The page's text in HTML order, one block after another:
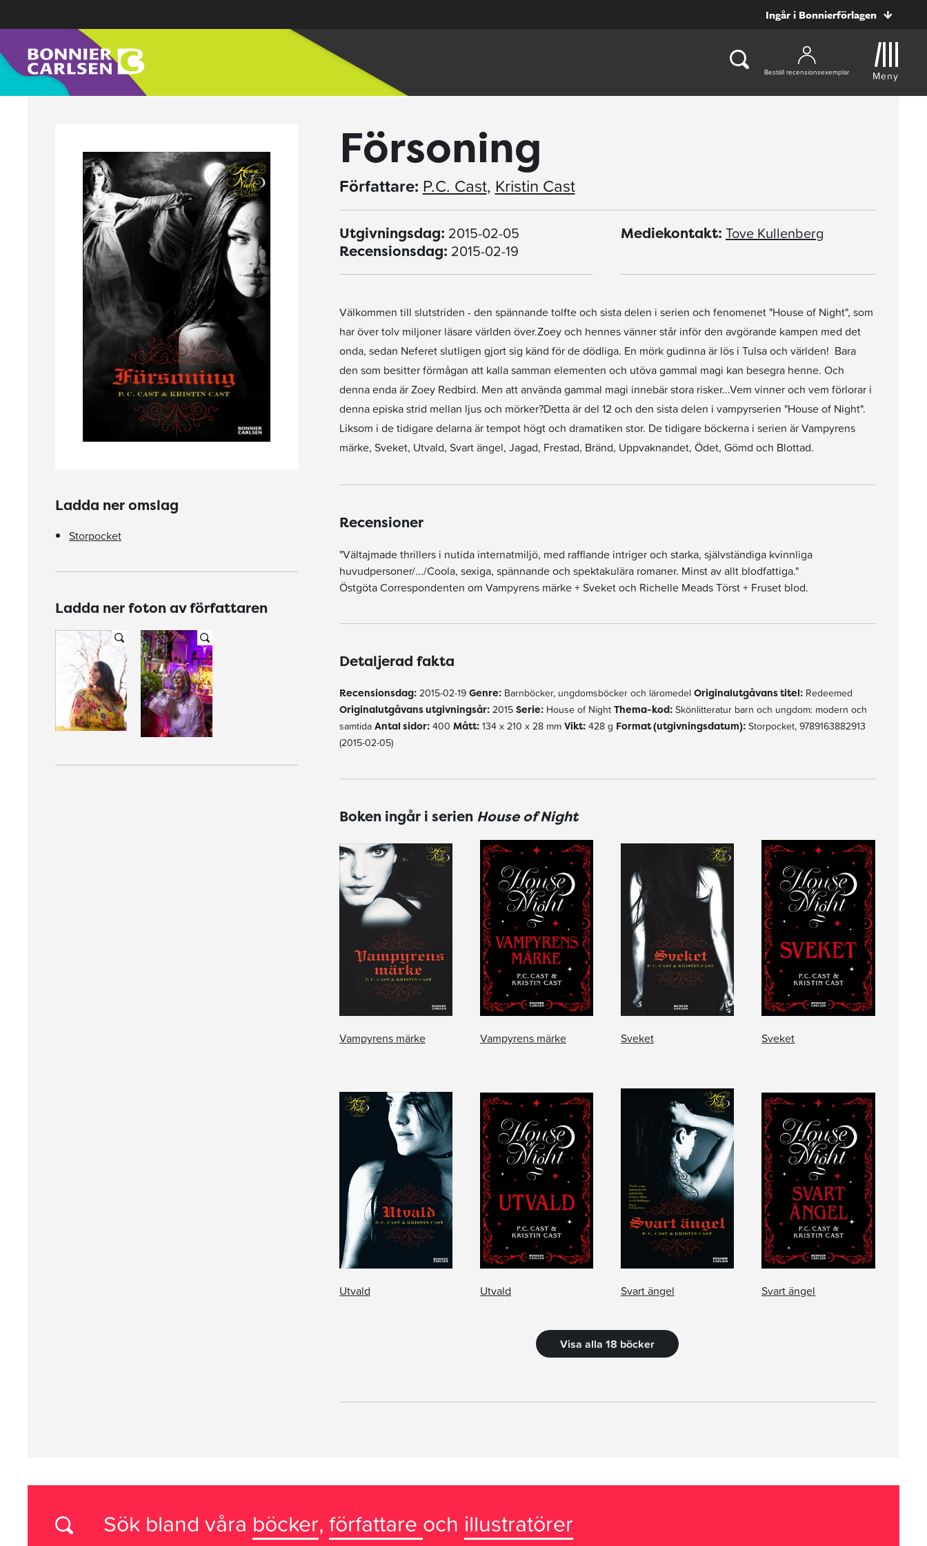
Ingår i Bonnierförlagen
Beställ recensionsexemplar Meny
Ladda ner omslag
Storpocket
Ladda ner foton av författaren
Försoning
Författare: P.C. Cast, Kristin Cast
Utgivningsdag: 2015-02-05
Recensionsdag: 2015-02-19
Mediekontakt: Tove Kullenberg
Välkommen till slutstriden - den spännande tolfte och sista delen i serien och fenomenet "House of Night", som
har över tolv miljoner läsare världen över.Zoey och hennes vänner står inför den avgörande kampen med det
onda, sedan Neferet slutligen gjort sig känd för de dödliga. En mörk gudinna är lös i Tulsa och världen! Bara
den som besitter förmågan att kalla samman elementen och utöva gammal magi kan besegra henne. Och
denna enda är Zoey Redbird. Men att använda gammal magi innebär stora risker...Vem vinner och vem förlorar i
denna episka strid mellan ljus och mörker?Detta är del 12 och den sista delen i vampyrserien "House of Night".
Liksom i de tidigare delarna är tempot högt och dramatiken stor. De tidigare böckerna i serien är Vampyrens
märke, Sveket, Utvald, Svart ängel, Jagad, Frestad, Bränd, Uppvaknandet, Ödet, Gömd och Blottad.
Recensioner
"Vältajmade thrillers i nutida internatmiljö, med rafflande intriger och starka, självständiga kvinnliga
huvudpersoner/.../Coola, sexiga, spännande och spektakulära romaner. Minst av allt blodfattiga."
Östgöta Correspondenten om Vampyrens märke + Sveket och Richelle Meads Törst + Fruset blod.
Detaljerad fakta
Recensionsdag:2015-02-19 Genre:Barnböcker, ungdomsböcker och läromedel Originalutgåvans titel:Redeemed
Originalutgåvans utgivningsår:2015 Serie:House of Night Thema-kod:Skönlitteratur barn och ungdom: modern och
samtida Antal sidor:400 Mått:134 x 210 x 28 mm Vikt:428 g Format (utgivningsdatum):Storpocket, 9789163882913
(2015-02-05)
Boken ingår i serien House of Night
Vampyrens märke Vampyrens märke Sveket Sveket
Utvald Utvald Svart ängel Svart ängel
Visa alla 18 böcker
Sök bland våra böcker,författare och illustratörer